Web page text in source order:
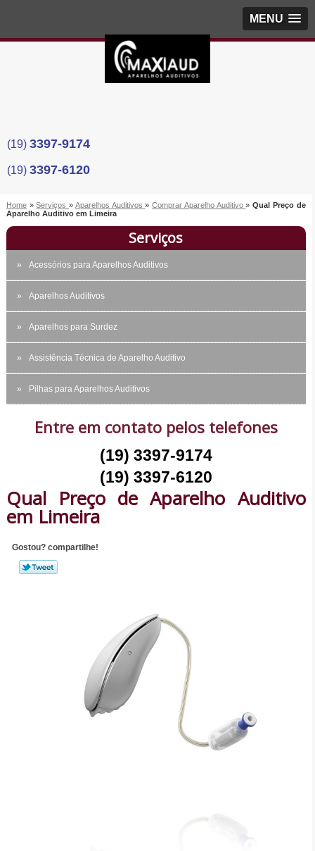
MENU
(19) 3397-9174
(19) 3397-6120
Home »Serviços» Aparelhos Auditivos»Comprar Aparelho Auditivo»Qual Preço de
Aparelho Auditivo em Limeira
Serviços
Acessórios para Aparelhos Auditivos
Aparelhos Auditivos
Aparelhos para Surdez
Assistência Técnica de Aparelho Auditivo
Pilhas para Aparelhos Auditivos
Entre em contato pelos telefones
(19) 3397-9174
(19) 3397-6120
Qual Preço de Aparelho Auditivo
em Limeira
Gostou? compartilhe!